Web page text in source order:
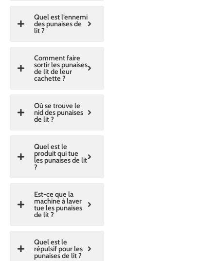
Quel est l’ennemi
des punaises de
lit ?
Comment faire
sortir les punaises
de lit de leur
cachette ?
Où se trouve le
nid des punaises
de lit ?
Quel est le
produit qui tue
les punaises de lit
?
Est-ce que la
machine à laver
tue les punaises
de lit ?
Quel est le
répulsif pour les
punaises de lit ?